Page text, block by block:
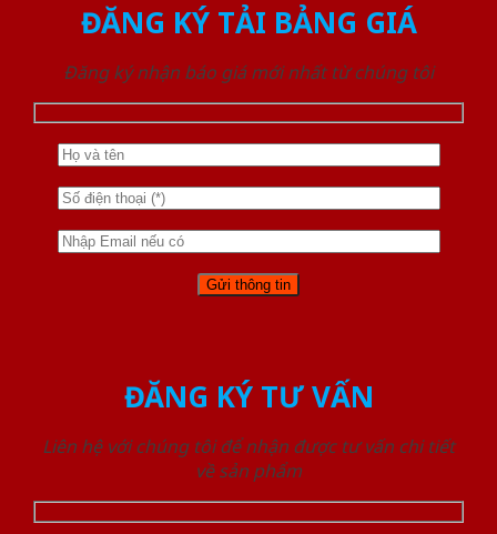
ĐĂNG KÝ TẢI BẢNG GIÁ
Đăng ký nhận báo giá mới nhất từ chúng tôi
ĐĂNG KÝ TƯ VẤN
Liên hệ với chúng tôi để nhận được tư vấn chi tiết
về sản phẩm